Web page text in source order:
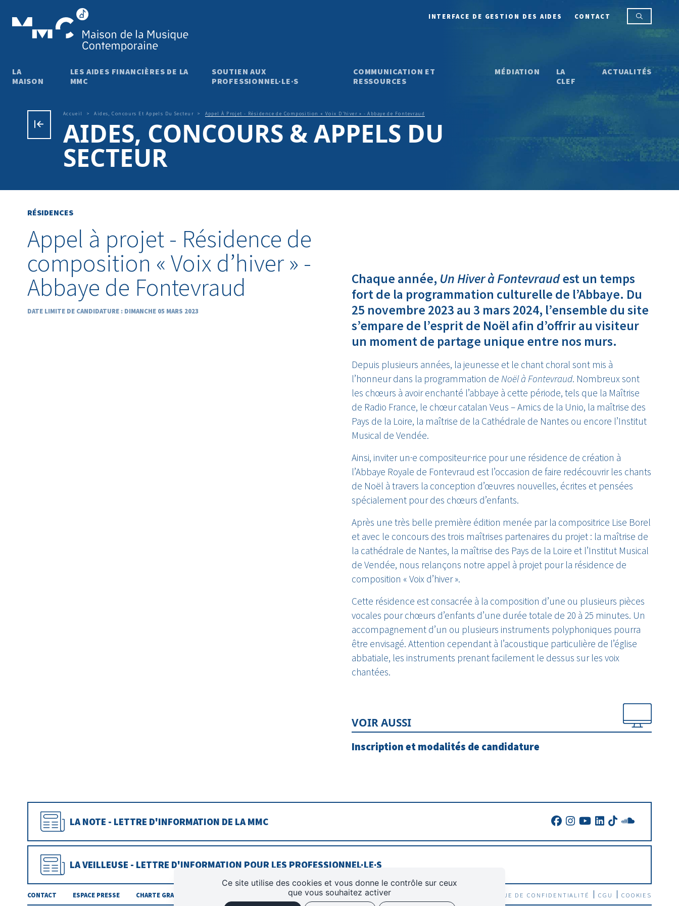
Ce site utilise des cookies et vous donne le contrôle sur ceux
que vous souhaitez activer
Aller au contenu principal
INTERFACE DE GESTION DES AIDES CONTACT
LA
MAISON
LES AIDES FINANCIÈRES DE LA
MMC
SOUTIEN AUX
PROFESSIONNEL·LE·S
COMMUNICATION ET
RESSOURCES
MÉDIATION
LA
CLEF
ACTUALITÉS
Fil d'Ariane
Accueil Aides, Concours Et Appels Du Secteur Appel À Projet - Résidence de Composition « Voix D’hiver » - Abbaye de Fontevraud
AIDES, CONCOURS & APPELS DU
SECTEUR
RÉSIDENCES
Appel à projet - Résidence de
composition « Voix d’hiver » -
Abbaye de Fontevraud
DATE LIMITE DE CANDIDATURE : DIMANCHE 05 MARS 2023
Chaque année, Un Hiver à Fontevraudest un temps
fort de la programmation culturelle de l’Abbaye. Du
25 novembre 2023 au 3 mars 2024, l’ensemble du site
s’empare de l’esprit de Noël afin d’offrir au visiteur
un moment de partage unique entre nos murs.
Depuis plusieurs années, la jeunesse et le chant choral sont mis à
l’honneur dans la programmation de Noël à Fontevraud. Nombreux sont
les chœurs à avoir enchanté l’abbaye à cette période, tels que la Maîtrise
de Radio France, le chœur catalan Veus – Amics de la Unio, la maîtrise des
Pays de la Loire, la maîtrise de la Cathédrale de Nantes ou encore l’Institut
Musical de Vendée.
Ainsi, inviter un·e compositeur·rice pour une résidence de création à
l’Abbaye Royale de Fontevraud est l’occasion de faire redécouvrir les chants
de Noël à travers la conception d’œuvres nouvelles, écrites et pensées
spécialement pour des chœurs d’enfants.
Après une très belle première édition menée par la compositrice Lise Borel
et avec le concours des trois maîtrises partenaires du projet : la maîtrise de
la cathédrale de Nantes, la maîtrise des Pays de la Loire et l’Institut Musical
de Vendée, nous relançons notre appel à projet pour la résidence de
composition « Voix d’hiver ».
Cette résidence est consacrée à la composition d’une ou plusieurs pièces
vocales pour chœurs d’enfants d’une durée totale de 20 à 25 minutes. Un
accompagnement d’un ou plusieurs instruments polyphoniques pourra
être envisagé. Attention cependant à l’acoustique particulière de l’église
abbatiale, les instruments prenant facilement le dessus sur les voix
chantées.
VOIR AUSSI
Inscription et modalités de candidature
LA NOTE - LETTRE D'INFORMATION DE LA MMC
LA VEILLEUSE - LETTRE D'INFORMATION POUR LES PROFESSIONNEL·LE·S
CONTACT ESPACE PRESSE CHARTE GRAPHIQUE MENTIONS LÉGALES POLITIQUE DE CONFIDENTIALITÉ CGU COOKIES